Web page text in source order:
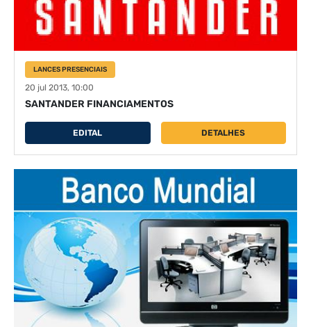
LANCES PRESENCIAIS
20 jul 2013, 10:00
SANTANDER FINANCIAMENTOS
EDITAL DETALHES